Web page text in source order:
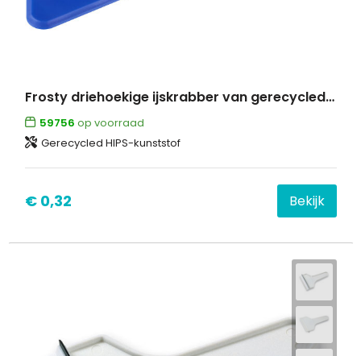
Frosty driehoekige ijskrabber van gerecycled plastic
59756 op voorraad
Gerecycled HIPS-kunststof
€ 0,32 Bekijk